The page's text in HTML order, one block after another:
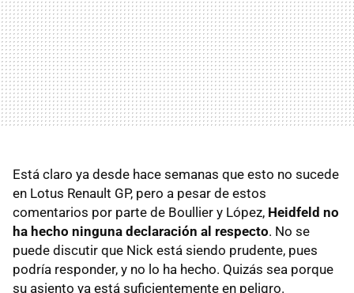
Está claro ya desde hace semanas que esto no sucede
en Lotus Renault GP, pero a pesar de estos
comentarios por parte de Boullier y López, Heidfeld no
ha hecho ninguna declaración al respecto. No se
puede discutir que Nick está siendo prudente, pues
podría responder, y no lo ha hecho. Quizás sea porque
su asiento ya está suficientemente en peligro.